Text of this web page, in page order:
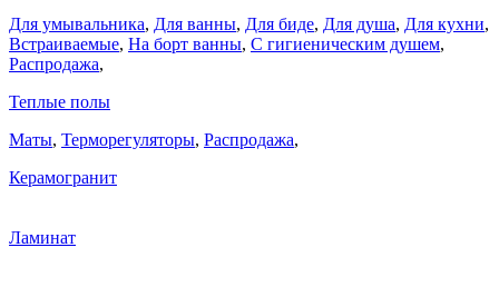
Для умывальника, Для ванны, Для биде, Для душа, Для кухни,
Встраиваемые, На борт ванны, C гигиеническим душем,
Распродажа,
Теплые полы
Маты, Терморегуляторы, Распродажа,
Керамогранит
Ламинат